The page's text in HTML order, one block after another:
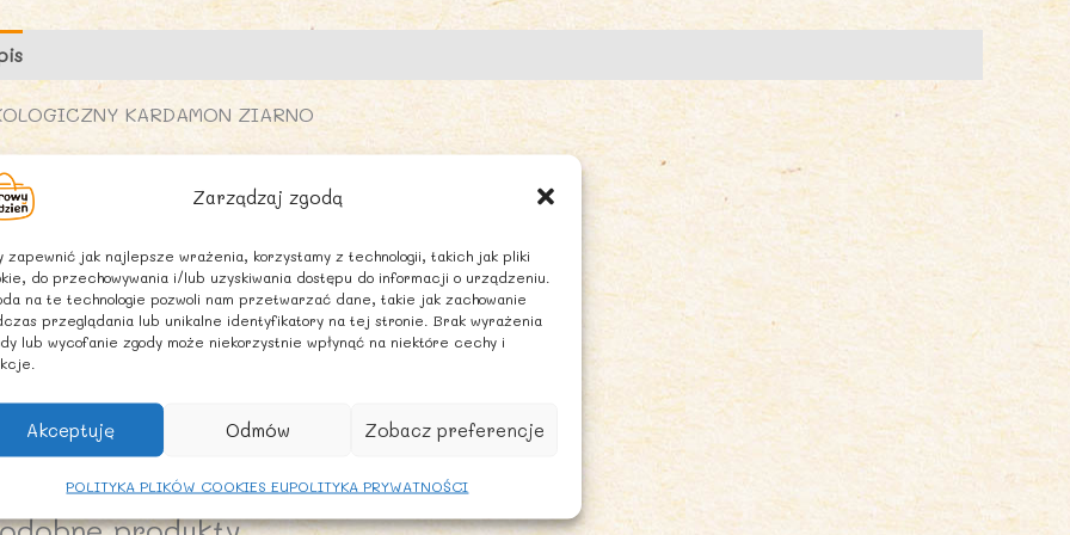
Zarządzaj zgodą
zapewnić jak najlepsze wrażenia, korzystamy z technologii, takich jak pliki
do przechowywania i/lub uzyskiwania dostępu do informacji o urządzeniu.
na te technologie pozwoli nam przetwarzać dane, takie jak zachowanie
przeglądania lub unikalne identyfikatory na tej stronie. Brak wyrażenia
lub wycofanie zgody może niekorzystnie wpłynąć na niektóre cechy i
Akceptuję Odmów Zobacz preferencje
POLITYKA PLIKÓW COOKIES EUPOLITYKA PRYWATNOŚCI
KARDAMON ZIARNO
ziarno* 100% (*produkt rolnictwa ekologicznego)
WARUNKI PRZECHOWYWANIA
w suchym miejscu.
POCHODZENIA SUROWCA: